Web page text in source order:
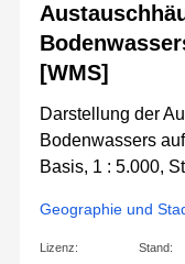
[WMS]
Darstellung der
Bodenwassers
Basis, 1 : 5.000,
Geographie und
Lizenz: Stand: